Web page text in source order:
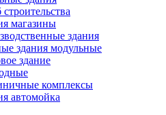
магазины
здания
здания модульные
здание
комплексы
автомойка